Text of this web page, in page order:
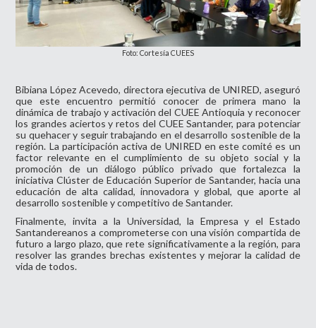
Foto: Cortesía CUEES
Bibiana López Acevedo, directora ejecutiva de UNIRED, aseguró
que este encuentro permitió conocer de primera mano la
dinámica de trabajo y activación del CUEE Antioquia y reconocer
los grandes aciertos y retos del CUEE Santander, para potenciar
su quehacer y seguir trabajando en el desarrollo sostenible de la
región. La participación activa de UNIRED en este comité es un
factor relevante en el cumplimiento de su objeto social y la
promoción de un diálogo público privado que fortalezca la
iniciativa Clúster de Educación Superior de Santander, hacia una
educación de alta calidad, innovadora y global, que aporte al
desarrollo sostenible y competitivo de Santander.
Finalmente, invita a la Universidad, la Empresa y el Estado
Santandereanos a comprometerse con una visión compartida de
futuro a largo plazo, que rete significativamente a la región, para
resolver las grandes brechas existentes y mejorar la calidad de
vida de todos.